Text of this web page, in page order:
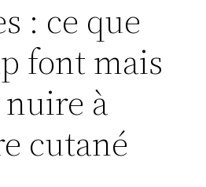
: ce que
font mais
à
cutané